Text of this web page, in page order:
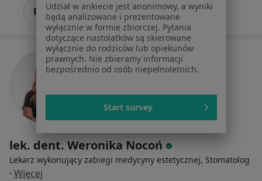
Poproś o wizytę
lek. dent. Weronika Nocoń
Lekarz wykonujący zabiegi medycyny estetycznej, Stomatolog
· Więcej
Udział w ankiecie jest anonimowy, a wyniki
będą analizowane i prezentowane
wyłącznie w formie zbiorczej. Pytania
dotyczące nastolatków są skierowane
wyłącznie do rodziców lub opiekunów
prawnych. Nie zbieramy informacji
bezpośrednio od osób niepełnoletnich.
Start survey